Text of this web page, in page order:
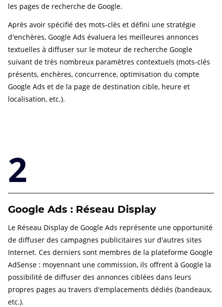
les pages de recherche de Google.
Après avoir spécifié des mots-clés et défini une stratégie
d'enchères, Google Ads évaluera les meilleures annonces
textuelles à diffuser sur le moteur de recherche Google
suivant de très nombreux paramètres contextuels (mots-clés
présents, enchères, concurrence, optimisation du compte
Google Ads et de la page de destination cible, heure et
localisation, etc.).
2
Google Ads : Réseau Display
Le Réseau Display de Google Ads représente une opportunité
de diffuser des campagnes publicitaires sur d'autres sites
Internet. Ces derniers sont membres de la plateforme Google
AdSense : moyennant une commission, ils offrent à Google la
possibilité de diffuser des annonces ciblées dans leurs
propres pages au travers d'emplacements dédiés (bandeaux,
etc.).